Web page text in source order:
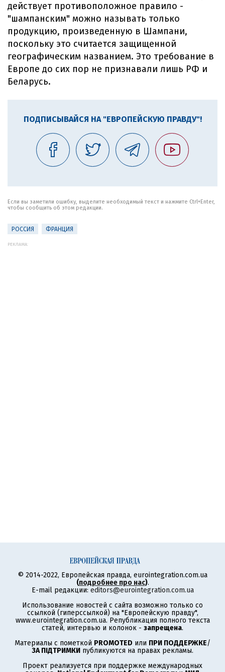
действует противоположное правило -
"шампанским" можно называть только
продукцию, произведенную в Шампани,
поскольку это считается защищенной
географическим названием. Это требование в
Европе до сих пор не признавали лишь РФ и
Беларусь.
ПОДПИСЫВАЙСЯ НА "ЕВРОПЕЙСКУЮ ПРАВДУ"!
Если вы заметили ошибку, выделите необходимый текст и нажмите Ctrl+Enter,
чтобы сообщить об этом редакции.
РОССИЯ ФРАНЦИЯ
РЕКЛАМА:
© 2014-2022, Европейская правда, eurointegration.com.ua
(подробнее про нас).
E-mail редакции: editors@eurointegration.com.ua
Использование новостей с сайта возможно только со
ссылкой (гиперссылкой) на "Европейскую правду",
www.eurointegration.com.ua. Републикация полного текста
статей, интервью и колонок - запрещена.
Материалы с пометкой PROMOTED или ПРИ ПОДДЕРЖКЕ/
ЗА ПІДТРИМКИ публикуются на правах рекламы.
Проект реализуется при поддержке международных